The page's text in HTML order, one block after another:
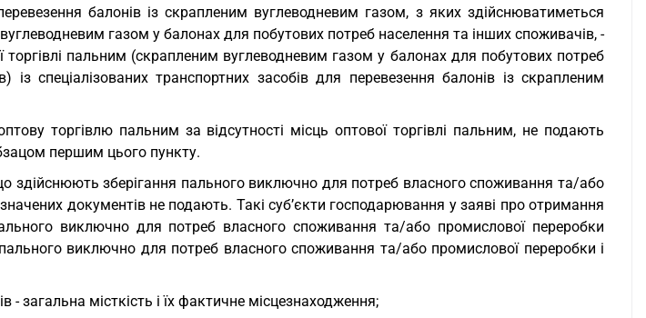
балонів із скрапленим вуглеводневим газом, з яких здійснюватиметься
газом у балонах для побутових потреб населення та інших споживачів, -
торгівлі пальним (скрапленим вуглеводневим газом у балонах для побутових потреб
із спеціалізованих транспортних засобів для перевезення балонів із скрапленим
торгівлю пальним за відсутності місць оптової торгівлі пальним, не подають
першим цього пункту.
здійснюють зберігання пального виключно для потреб власного споживання та/або
документів не подають. Такі суб’єкти господарювання у заяві про отримання
виключно для потреб власного споживання та/або промислової переробки
виключно для потреб власного споживання та/або промислової переробки і
- загальна місткість і їх фактичне місцезнаходження;